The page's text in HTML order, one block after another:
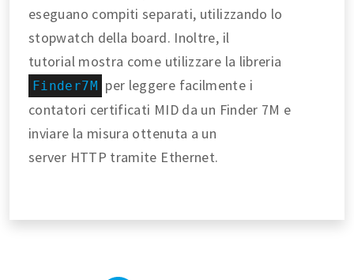
eseguano compiti separati, utilizzando lo
stopwatch della board. Inoltre, il
tutorial mostra come utilizzare la libreria
Finder7M per leggere facilmente i
contatori certificati MID da un Finder 7M e
inviare la misura ottenuta a un
server HTTP tramite Ethernet.